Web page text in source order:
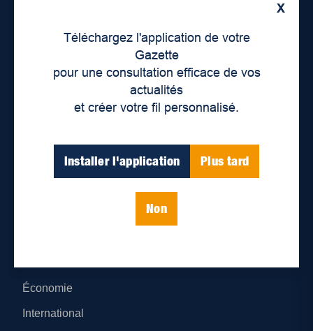
X
Téléchargez l'application de votre
Gazette
pour une consultation efficace de vos
actualités
et créer votre fil personnalisé.
Installer l'application Plus tard
Non
Lieux de distribution
Économie
International